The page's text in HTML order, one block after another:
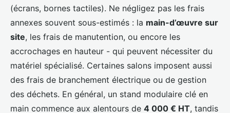
(écrans, bornes tactiles). Ne négligez pas les frais
annexes souvent sous-estimés : la main-d’œuvre sur
site, les frais de manutention, ou encore les
accrochages en hauteur - qui peuvent nécessiter du
matériel spécialisé. Certaines salons imposent aussi
des frais de branchement électrique ou de gestion
des déchets. En général, un stand modulaire clé en
main commence aux alentours de 4 000 € HT, tandis